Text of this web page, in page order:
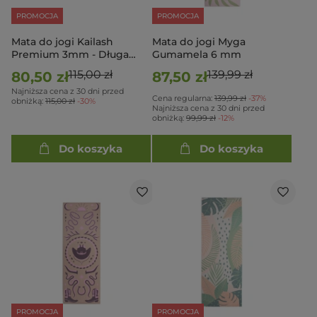
PROMOCJA
Mata do jogi Kailash
Premium 3mm - Długa
200cm - niebieski
80,50 zł115,00 zł
Najniższa cena z 30 dni przed
obniżką: 115,00 zł -30%
Do koszyka
PROMOCJA
Mata do jogi Myga
Gumamela 6 mm
87,50 zł139,99 zł
Cena regularna: 139,99 zł -37%
Najniższa cena z 30 dni przed
obniżką: 99,99 zł -12%
Do koszyka
PROMOCJA PROMOCJA